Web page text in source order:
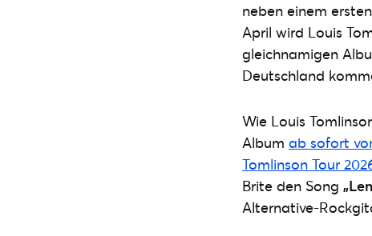
neben einem
April wird Louis
gleichnamigen
Deutschland
Wie Louis
Album ab sofort
Tomlinson Tour
Brite den Song
Alternative-